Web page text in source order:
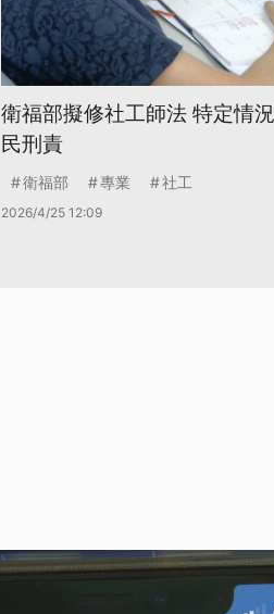
衛福部擬修社工師法 特定情
民刑責
衛福部 專業 社工
2026/4/25 12:09